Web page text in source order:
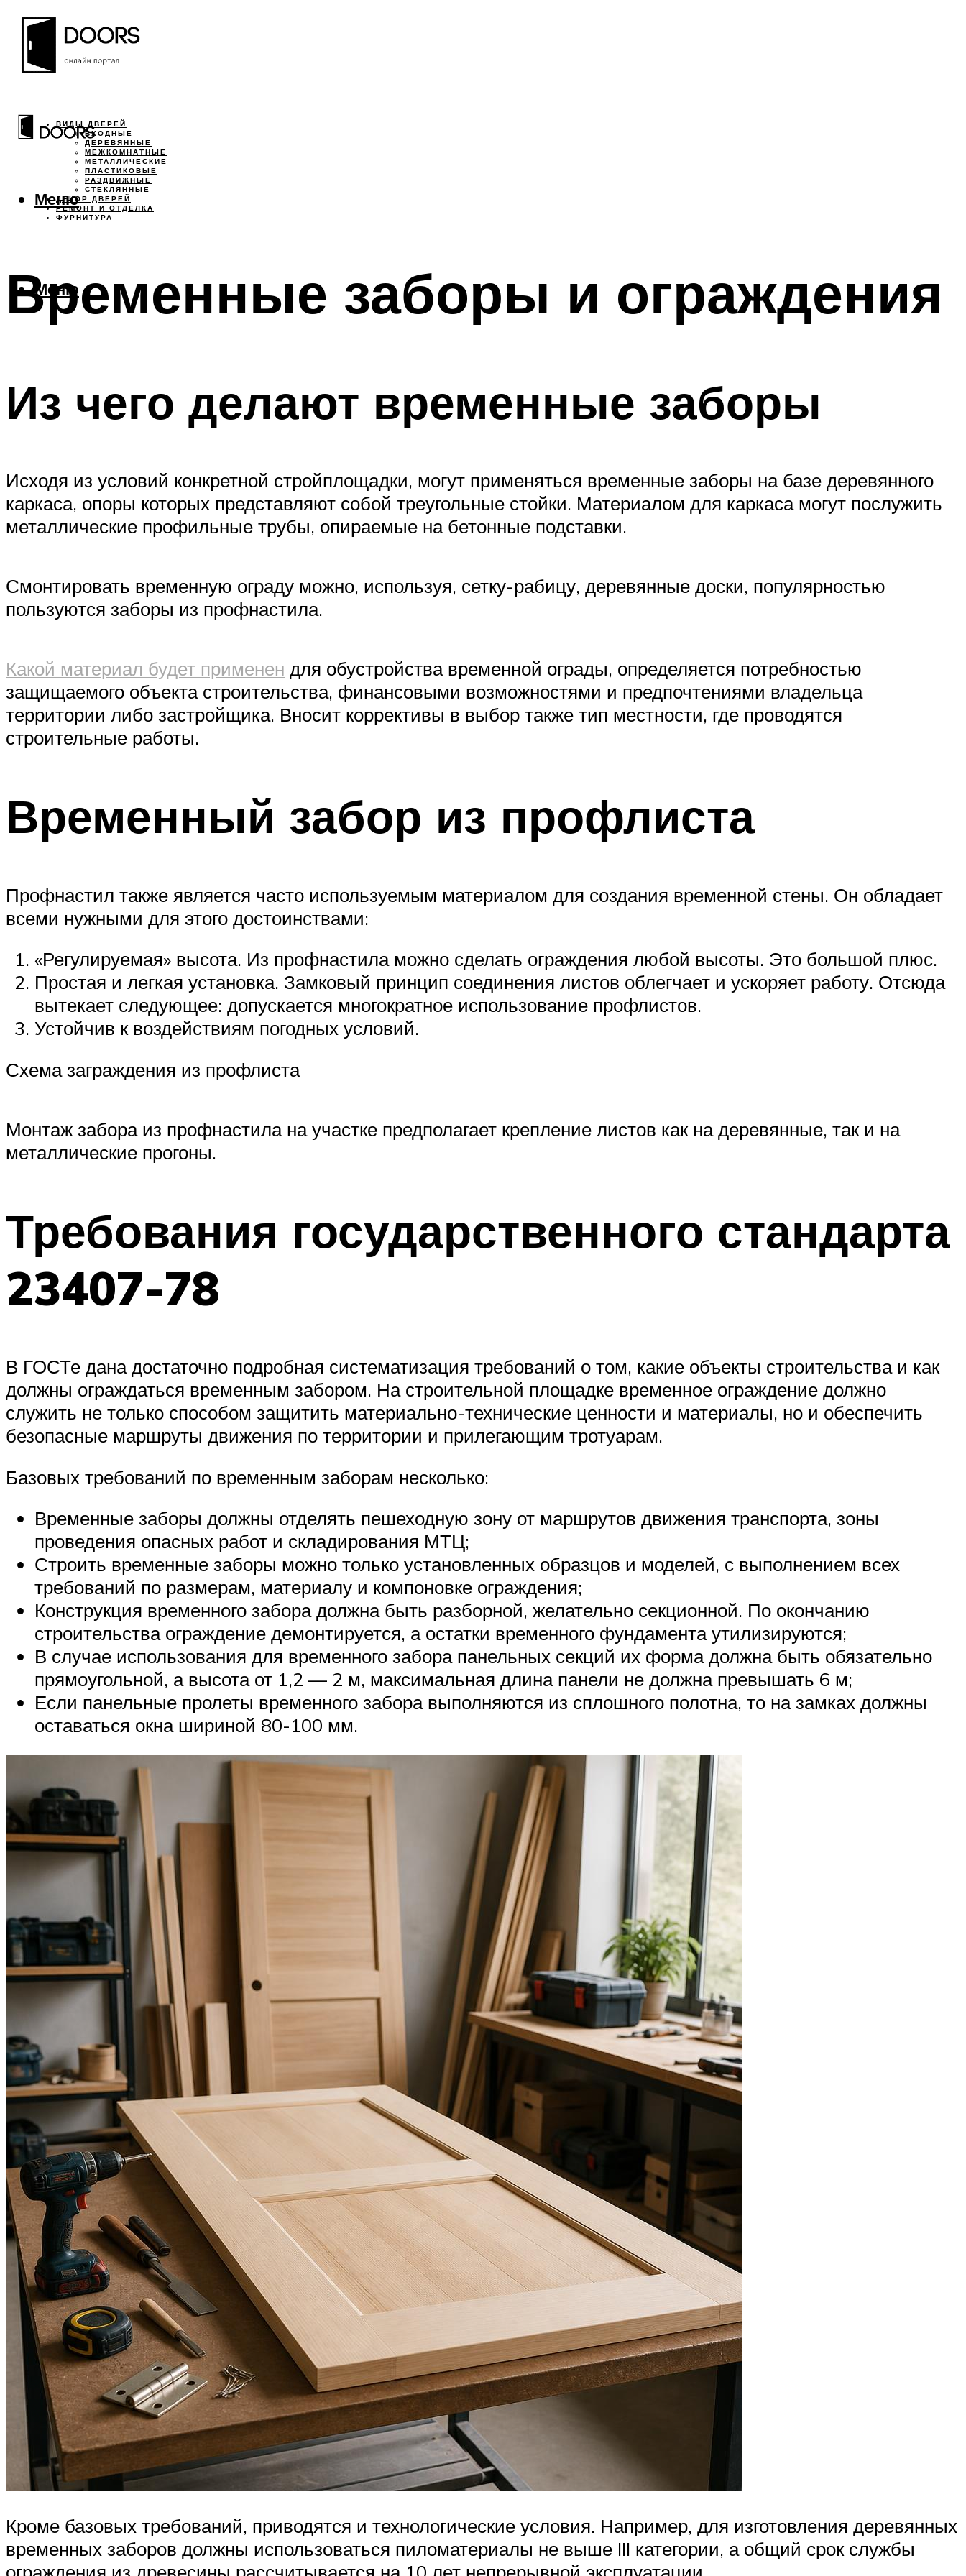
ВИДЫ ДВЕРЕЙ
ВХОДНЫЕ
ДЕРЕВЯННЫЕ
МЕЖКОМНАТНЫЕ
МЕТАЛЛИЧЕСКИЕ
ПЛАСТИКОВЫЕ
РАЗДВИЖНЫЕ
СТЕКЛЯННЫЕ
ДЕКОР ДВЕРЕЙ
РЕМОНТ И ОТДЕЛКА
ФУРНИТУРА
Меню
Меню
Временные заборы и ограждения
Из чего делают временные заборы
Исходя из условий конкретной стройплощадки, могут применяться временные заборы на базе деревянного
каркаса, опоры которых представляют собой треугольные стойки. Материалом для каркаса могут послужить
металлические профильные трубы, опираемые на бетонные подставки.
Смонтировать временную ограду можно, используя, сетку-рабицу, деревянные доски, популярностью
пользуются заборы из профнастила.
Какой материал будет применен для обустройства временной ограды, определяется потребностью
защищаемого объекта строительства, финансовыми возможностями и предпочтениями владельца
территории либо застройщика. Вносит коррективы в выбор также тип местности, где проводятся
строительные работы.
Временный забор из профлиста
Профнастил также является часто используемым материалом для создания временной стены. Он обладает
всеми нужными для этого достоинствами:
«Регулируемая» высота. Из профнастила можно сделать ограждения любой высоты. Это большой плюс.
Простая и легкая установка. Замковый принцип соединения листов облегчает и ускоряет работу. Отсюда
вытекает следующее: допускается многократное использование профлистов.
Устойчив к воздействиям погодных условий.
Схема заграждения из профлиста
Монтаж забора из профнастила на участке предполагает крепление листов как на деревянные, так и на
металлические прогоны.
Требования государственного стандарта
23407-78
В ГОСТе дана достаточно подробная систематизация требований о том, какие объекты строительства и как
должны ограждаться временным забором. На строительной площадке временное ограждение должно
служить не только способом защитить материально-технические ценности и материалы, но и обеспечить
безопасные маршруты движения по территории и прилегающим тротуарам.
Базовых требований по временным заборам несколько:
Временные заборы должны отделять пешеходную зону от маршрутов движения транспорта, зоны
проведения опасных работ и складирования МТЦ;
Строить временные заборы можно только установленных образцов и моделей, с выполнением всех
требований по размерам, материалу и компоновке ограждения;
Конструкция временного забора должна быть разборной, желательно секционной. По окончанию
строительства ограждение демонтируется, а остатки временного фундамента утилизируются;
В случае использования для временного забора панельных секций их форма должна быть обязательно
прямоугольной, а высота от 1,2 — 2 м, максимальная длина панели не должна превышать 6 м;
Если панельные пролеты временного забора выполняются из сплошного полотна, то на замках должны
оставаться окна шириной 80-100 мм.
Кроме базовых требований, приводятся и технологические условия. Например, для изготовления деревянных
временных заборов должны использоваться пиломатериалы не выше III категории, а общий срок службы
ограждения из древесины рассчитывается на 10 лет непрерывной эксплуатации.